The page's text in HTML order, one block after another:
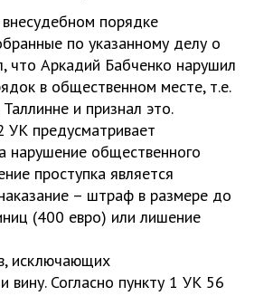
порядке
по указанному делу о
что Аркадий Бабченко нарушил
в общественном месте, т.е.
и признал это.
УК предусматривает
нарушение общественного
проступка является
– штраф в размере до
(400 евро) или лишение
исключающих
вину. Согласно пункту 1 УК 56